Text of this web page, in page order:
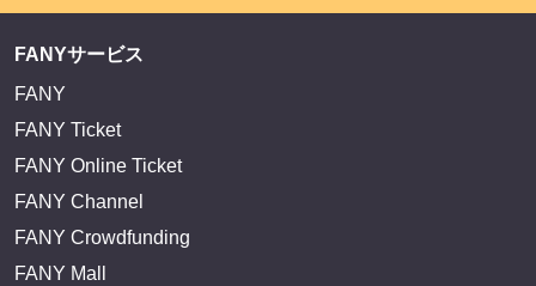
FANYサービス
FANY
FANY Ticket
FANY Online Ticket
FANY Channel
FANY Crowdfunding
FANY Mall